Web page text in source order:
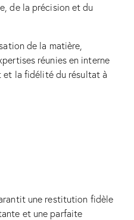
de la précision et du
de la matière,
réunies en interne
la fidélité du résultat à
une restitution fidèle
et une parfaite